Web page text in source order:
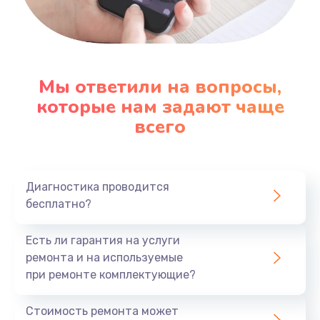
Заказать
Заказать
Ремонт подсветки
Заказать
930 руб.
Заказать
Мы ответили на вопросы,
которые нам задают чаще
всего
Диагностика проводится
бесплатно?
Есть ли гарантия на услуги
ремонта и на используемые
при ремонте комплектующие?
Стоимость ремонта может